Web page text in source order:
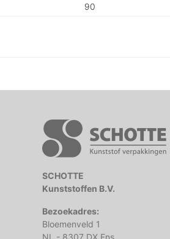
90
SCHOTTE
Kunststoffen B.V.
Bezoekadres:
Bloemenveld 1
NL - 8307 DX Ens